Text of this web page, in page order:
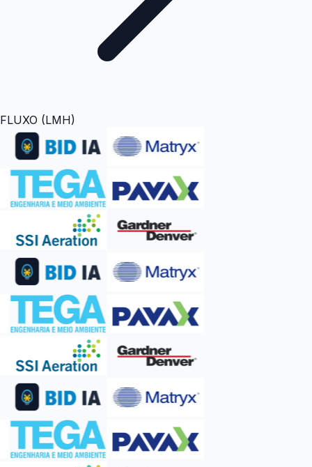
FLUXO (LMH)